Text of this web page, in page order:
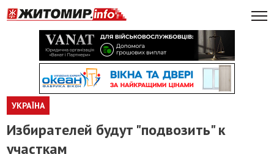
УКРАЇНА
Избирателей будут "подвозить" к
участкам